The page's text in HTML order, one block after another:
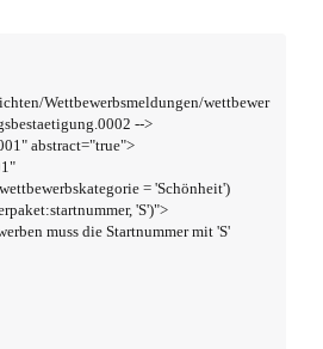
Wettbewerbsmeldungen/wettbewer
-->
abstract="true">
'S')">